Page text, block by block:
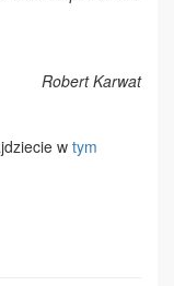
Robert Karwat
w tym